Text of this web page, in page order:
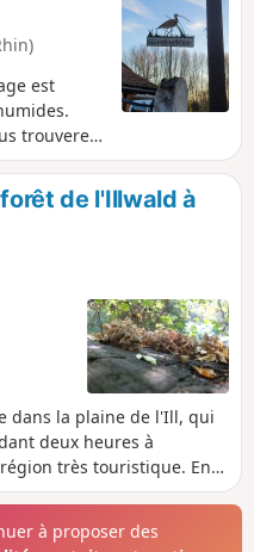
est
trouverez
Sentierde l'Illwald à
dans la plaine de l'Ill, qui
deux heures à
très touristique. En
aux nombreux cours
à proposer des